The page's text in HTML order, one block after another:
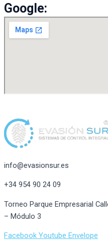
Google:
info@evasionsur.es
+34 954 90 24 09
Torneo Parque Empresarial
– Módulo 3
Facebook Youtube Envelope